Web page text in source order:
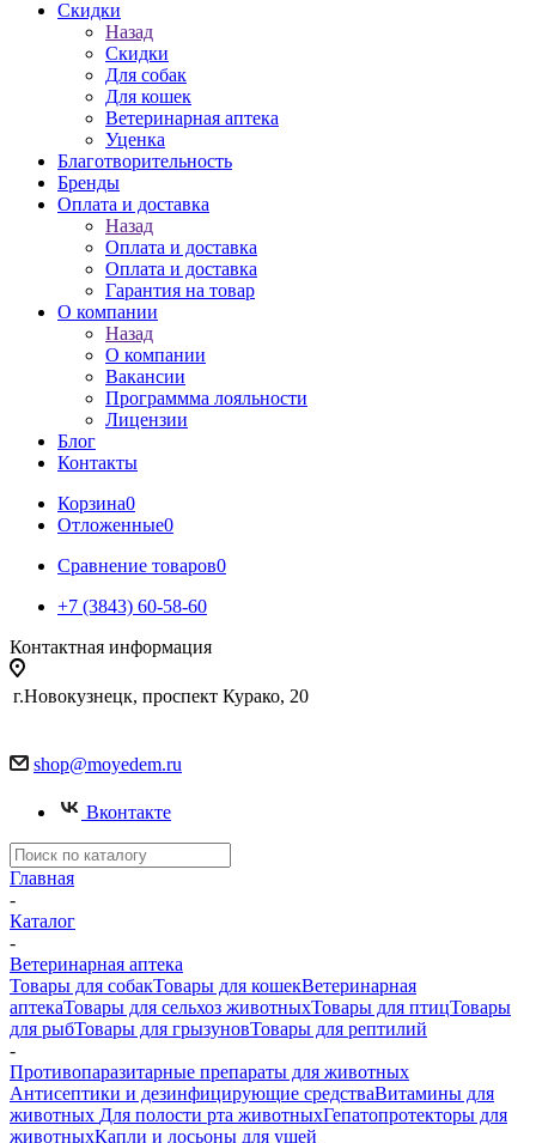
Скидки
Назад
Скидки
Для собак
Для кошек
Ветеринарная аптека
Уценка
Благотворительность
Бренды
Оплата и доставка
Назад
Оплата и доставка
Оплата и доставка
Гарантия на товар
О компании
Назад
О компании
Вакансии
Программма лояльности
Лицензии
Блог
Контакты
Корзина0
Отложенные0
Сравнение товаров0
+7 (3843) 60-58-60
Контактная информация
г.Новокузнецк, проспект Курако, 20
shop@moyedem.ru
Вконтакте
Главная
-
Каталог
-
Ветеринарная аптека
Товары для собакТовары для кошекВетеринарная
аптекаТовары для сельхоз животныхТовары для птицТовары
для рыбТовары для грызуновТовары для рептилий
-
Противопаразитарные препараты для животных
Антисептики и дезинфицирующие средстваВитамины для
животных Для полости рта животныхГепатопротекторы для
животныхКапли и лосьоны для ушей